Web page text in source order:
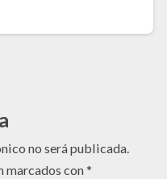
no será publicada.
marcados con*